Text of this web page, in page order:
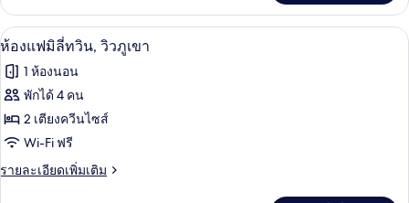
เกี่ยว
กับ
ห้อง
สิ
ก
น
เปิด
ภาพถ่าย
ทั้งหมด
ของ
ห้อง
แฟ
เครื่องนอนระดับพรีเมียม, ผ้านวมขนเ
13
ห้องแฟมิลี่ทวิน, วิวภูเขา
1 ห้องนอน
พักได้ 4 คน
2 เตียงควีนไซส์
Wi-Fi ฟรี
รายละเอียดเพิ่มเติม
ราย